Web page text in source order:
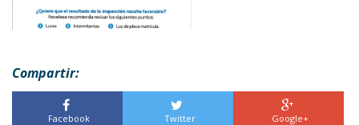
Compartir:
Facebook Twitter Google+